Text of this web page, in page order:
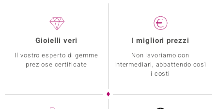
Gioielli veri
Il vostro esperto di gemme
preziose certificate
I migliori prezzi
Non lavoriamo con
intermediari, abbattendo così
i costi